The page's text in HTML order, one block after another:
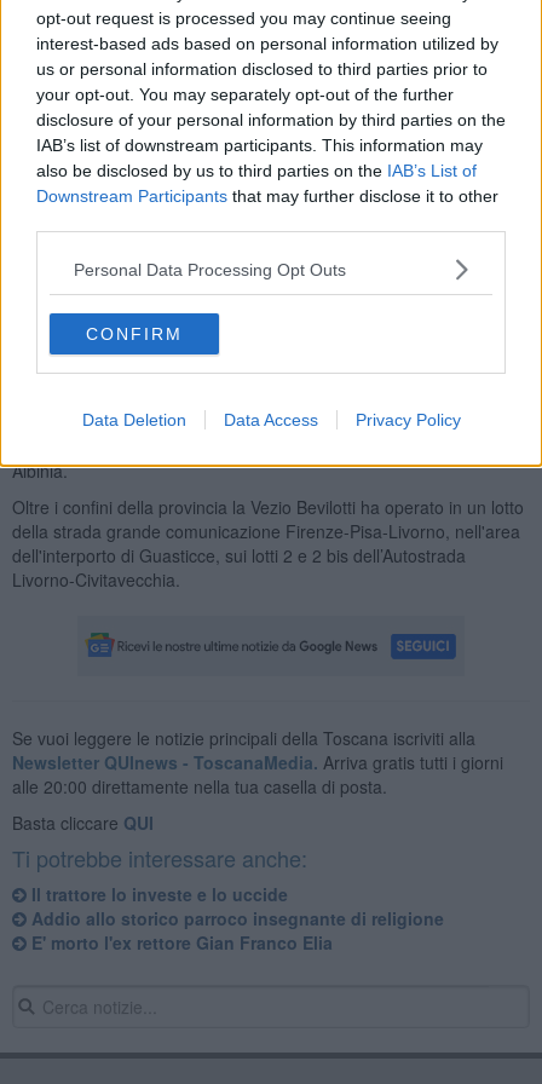
opt-out request is processed you may continue seeing
interest-based ads based on personal information utilized by
us or personal information disclosed to third parties prior to
your opt-out. You may separately opt-out of the further
disclosure of your personal information by third parties on the
IAB’s list of downstream participants. This information may
also be disclosed by us to third parties on the IAB’s List of
Downstream Participants that may further disclose it to other
Personal Data Processing Opt Outs
CONFIRM
Data Deletion Data Access Privacy Policy
Pacini e di tutti i dipendenti, si stringe attorno alla famiglia Bevilotti e
ricorda "con stima e profonda ammirazione le capacità
imprenditoriali e lo spessore umano di un imprenditore e della sua
azienda che hanno caratterizzato in maniera positiva ed originale
un periodo di grande sviluppo del nostro territorio".
orme dell'impresa paterna fondata nel primo dopoguerra. L'azienda
per decenni ha operato nel settore dei lavori pubblici con Enel,
Anas, Società Autostrade tra gli altri.
Fra le principali opere portate a termine recentemente figurano la
realizzazione di un tratto di banchina sul Lungolaguna di Ponente a
Orbetello, del viadotto Amiata, interventi all’impianto irriguo
inerenti la laguna di Orbetello e la rete fognaria di
Albinia.
Oltre i confini della provincia la Vezio Bevilotti ha operato in un lotto
della strada grande comunicazione Firenze-Pisa-Livorno, nell'area
dell'interporto di Guasticce, sui lotti 2 e 2 bis dell’Autostrada
Livorno-Civitavecchia.
Se vuoi leggere le notizie principali della Toscana iscriviti alla
Newsletter QUInews - ToscanaMedia. Arriva gratis tutti i giorni
alle 20:00 direttamente nella tua casella di posta.
Basta cliccare QUI
Ti potrebbe interessare anche:
Il trattore lo investe e lo uccide
Addio allo storico parroco insegnante di religione
E' morto l'ex rettore Gian Franco Elia